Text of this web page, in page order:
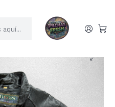
vintage 100% cuero (XL)